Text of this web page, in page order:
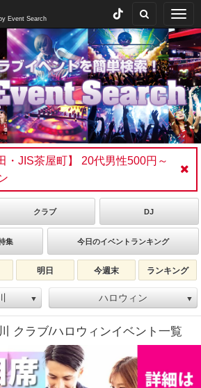
by Event Search
・JIS茶屋町】 20代男性500円～
クラブ DJ
集 今日のイベントランキング
明日 今週末 ランキング
▼ ハロウィン ▼
クラブ/ハロウィンイベント一覧